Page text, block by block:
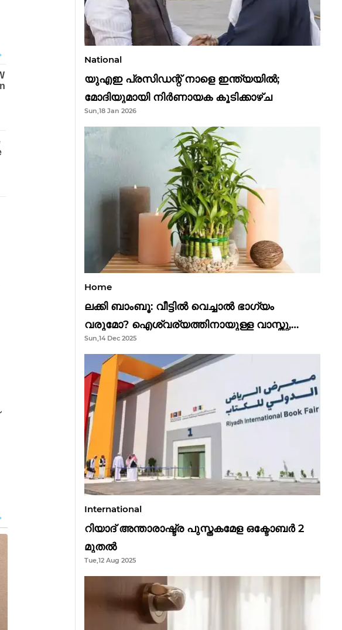
National
യുഎഇ പ്രസിഡന്റ് നാളെ ഇന്ത്യയിൽ;
മോദിയുമായി നിർണായക കൂടിക്കാഴ്ച
Sun,18 Jan 2026
Home
ലക്കി ബാംബൂ: വീട്ടിൽ വെച്ചാൽ ഭാഗ്യം
വരുമോ? ഐശ്വര്യത്തിനായുള്ള വാസ്തു,
ഫെങ് ഷൂയി വിശ്വാസങ്ങൾ
Sun,14 Dec 2025
International
റിയാദ് അന്താരാഷ്ട്ര പുസ്തകമേള ഒക്ടോബർ 2
മുതൽ
Tue,12 Aug 2025